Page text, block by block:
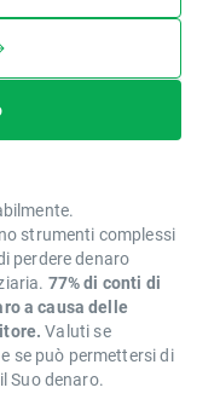
strumenti complessi
perdere denaro
77% di conti di
a causa delle
Valuti se
se può permettersi di
Suo denaro.